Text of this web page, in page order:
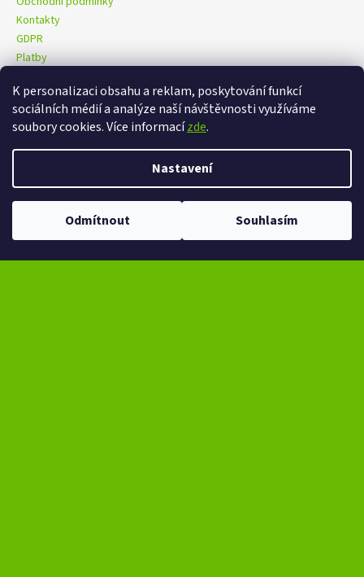
K personalizaci obsahu a reklam, poskytování funkcí
sociálních médií a analýze naší návštěvnosti využíváme
soubory cookies. Více informacízde.
Nastavení
Odmítnout Souhlasím
Kontakty
GDPR
Platby
eXtrem-audio na facebooku eXtrem-audio na Instagramu
Copyright 2026eXtrem-audio.cz. Všechna práva vyhrazena.
Upravit nastavení cookies